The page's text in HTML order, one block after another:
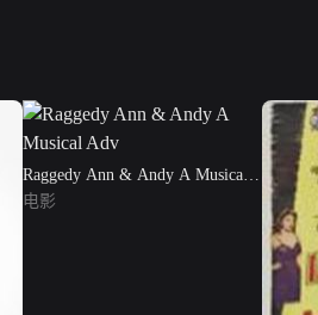
Raggedy Ann & Andy A Musical
Adv
电影